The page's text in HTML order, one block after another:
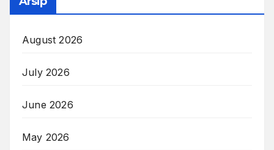
August 2026
July 2026
June 2026
May 2026